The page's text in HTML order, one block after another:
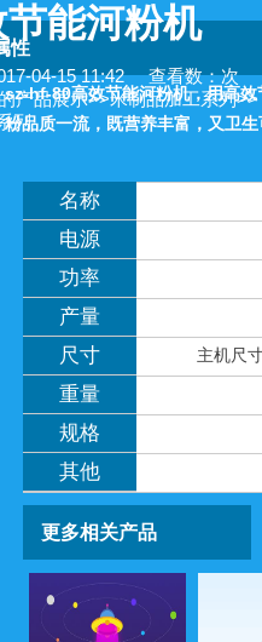
能河粉机
04-15 11:42
查看数：次
产品展示>>米制品加工系列>>
列
性
sz-hf-80高效节能河粉机，用高效
粉品质一流，既营养丰富，又卫
名称
电源
功率
产量
尺寸
主机尺
重量
规格
其他
更多相关产品